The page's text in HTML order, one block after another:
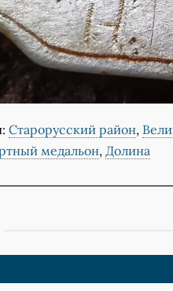
Старорусский район,
медальон, Долина